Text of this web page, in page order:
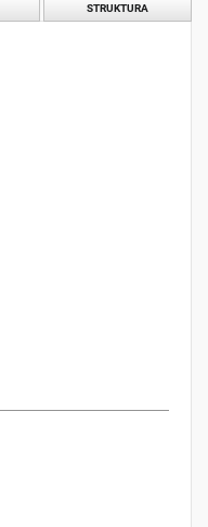
STRUKTURA